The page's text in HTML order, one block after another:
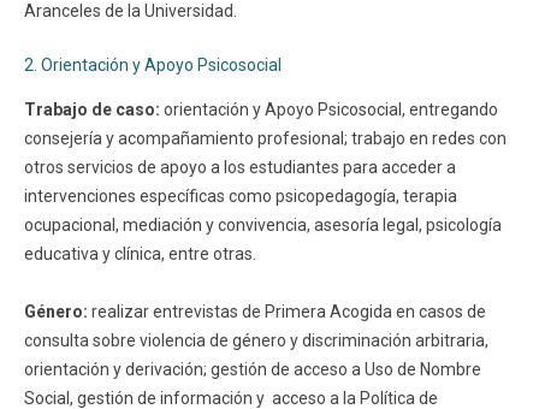
Aranceles de la Universidad.
2. Orientación y Apoyo Psicosocial
Trabajo de caso: orientación y Apoyo Psicosocial, entregando
consejería y acompañamiento profesional; trabajo en redes con
otros servicios de apoyo a los estudiantes para acceder a
intervenciones específicas como psicopedagogía, terapia
ocupacional, mediación y convivencia, asesoría legal, psicología
educativa y clínica, entre otras.
Género: realizar entrevistas de Primera Acogida en casos de
consulta sobre violencia de género y discriminación arbitraria,
orientación y derivación; gestión de acceso a Uso de Nombre
Social, gestión de información y acceso a la Política de